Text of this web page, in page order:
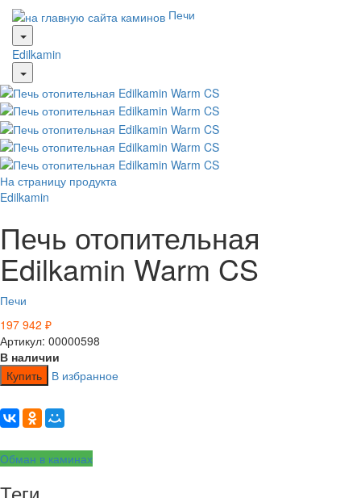
Печи
Edilkamin
На страницу продукта
Edilkamin
Печь отопительная
Edilkamin Warm CS
Печи
197 942 ₽
Артикул: 00000598
В наличии
Купить
В избранное
Обман в каминах